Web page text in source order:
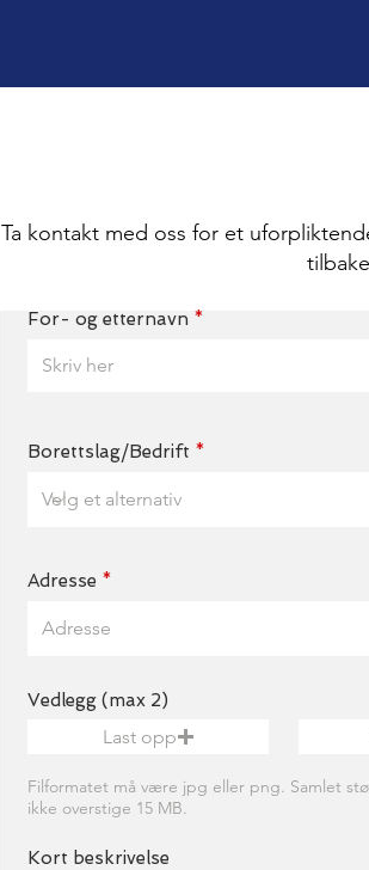
Ta kontakt med oss for et
For- og etternavn
Borettslag/Bedrift
Adresse
Vedlegg (max 2)
Last opp
Filformatet må være jpg eller png. Samlet
ikke overstige 15 MB.
Kort beskrivelse